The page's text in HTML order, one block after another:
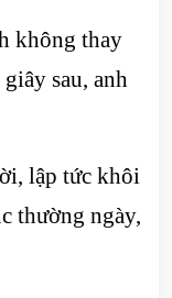
không thay
sau, anh
lập tức khôi
thường ngày,